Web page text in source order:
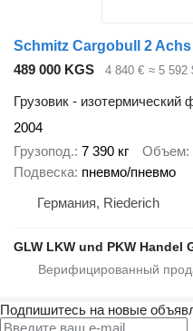
489 000 KGS 4 840 € ≈ 5 592
Грузовик - изотермический
2004
Грузопод. 7 390 кг Объем
Подвеска пневмо/пневмо
Германия, Riederich
GLW LKW und PKW Handel
Подпишитесь на новые